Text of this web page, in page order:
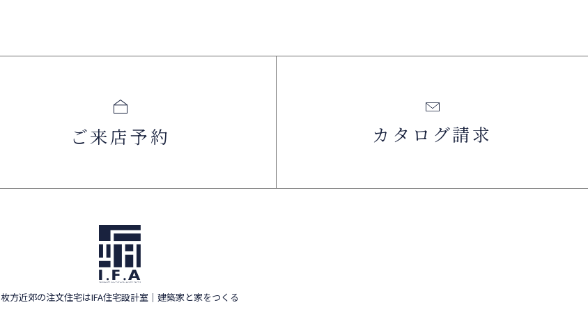
ご来店予約 カタログ請求
枚方近郊の注文住宅はIFA住宅設計室 ｜ 建築家と家をつくる